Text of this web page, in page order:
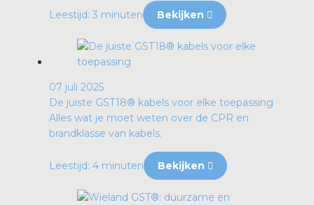
Leestijd: 3 minuten Bekijken
07 juli 2025
De juiste GST18® kabels voor elke toepassing
Alles wat je moet weten over de CPR en
brandklasse van kabels.
Leestijd: 4 minuten Bekijken